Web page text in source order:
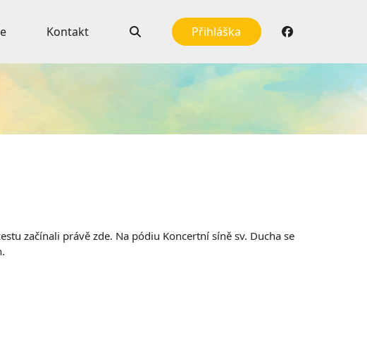
Kontakt Přihláška
začínali právě zde. Na pódiu Koncertní síně sv. Ducha se